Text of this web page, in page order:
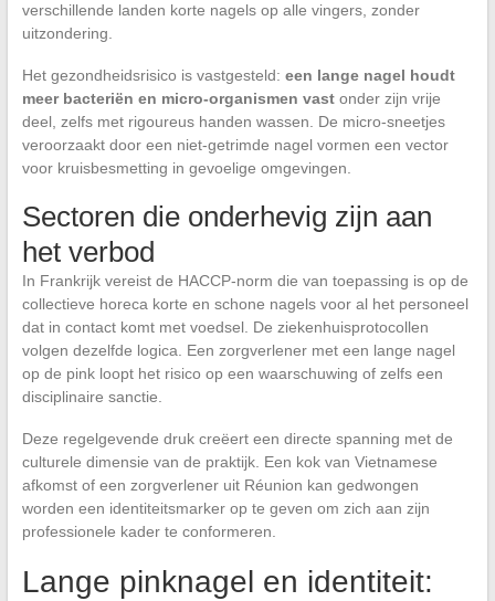
verschillende landen korte nagels op alle vingers, zonder
uitzondering.
Het gezondheidsrisico is vastgesteld: een lange nagel houdt
meer bacteriën en micro-organismen vastonder zijn vrije
deel, zelfs met rigoureus handen wassen. De micro-sneetjes
veroorzaakt door een niet-getrimde nagel vormen een vector
voor kruisbesmetting in gevoelige omgevingen.
Sectoren die onderhevig zijn aan
het verbod
In Frankrijk vereist de HACCP-norm die van toepassing is op de
collectieve horeca korte en schone nagels voor al het personeel
dat in contact komt met voedsel. De ziekenhuisprotocollen
volgen dezelfde logica. Een zorgverlener met een lange nagel
op de pink loopt het risico op een waarschuwing of zelfs een
disciplinaire sanctie.
Deze regelgevende druk creëert een directe spanning met de
culturele dimensie van de praktijk. Een kok van Vietnamese
afkomst of een zorgverlener uit Réunion kan gedwongen
worden een identiteitsmarker op te geven om zich aan zijn
professionele kader te conformeren.
Lange pinknagel en identiteit: